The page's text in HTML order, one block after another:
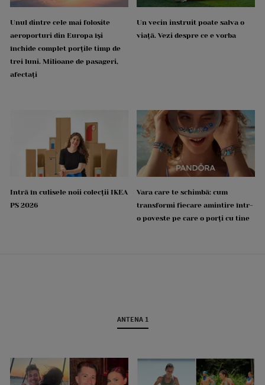
Unul dintre cele mai folosite
aeroporturi din Europa își
închide complet porțile timp de
trei luni. Milioane de pasageri,
afectați
Un vecin instruit poate salva o
viață. Vezi despre ce e vorba
Intră în culisele noii colecții IKEA
PS 2026
Vara care te schimbă: cum
transformi fiecare amintire într-
o poveste pe care o porți cu tine
ANTENA 1